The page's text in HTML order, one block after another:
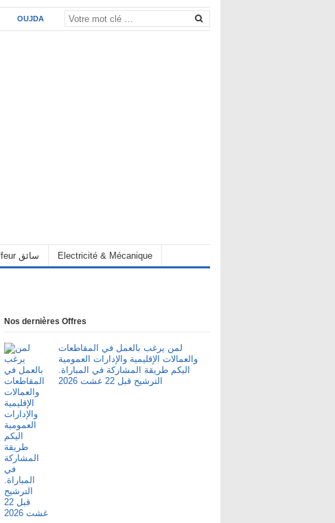
OUJDA
Chauffeur سائق Electricité & Mécanique
Nos dernières Offres
لمن يرغب بالعمل في المقاطعات
والعمالات الإقليمية والإدارات العمومية
اليكم طريقة المشاركة في المباراة.
الترشيح قبل 22 غشت 2026